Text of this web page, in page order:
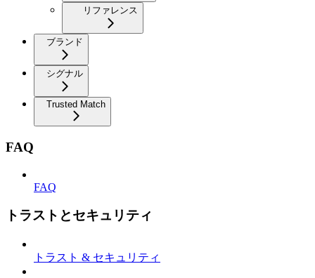
リファレンス
ブランド
シグナル
Trusted Match
FAQ
FAQ
トラストとセキュリティ
トラスト & セキュリティ